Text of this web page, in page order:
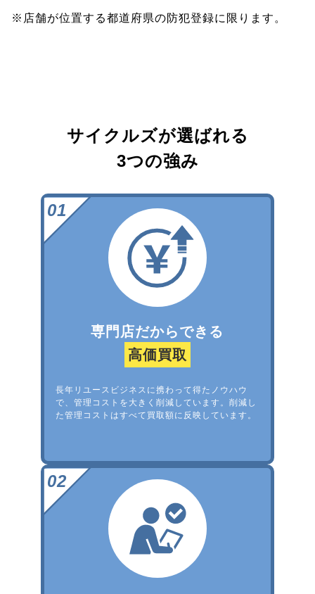
※店舗が位置する都道府県の防犯登録に限ります。
サイクルズが選ばれる
3つの強み
専門店だからできる
高価買取
長年リユースビジネスに携わって得たノウハウ
で、管理コストを大きく削減しています。削減し
た管理コストはすべて買取額に反映しています。